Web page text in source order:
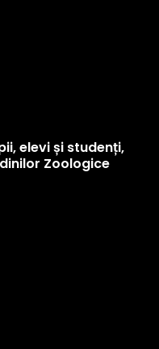
elevi și studenți,
Zoologice